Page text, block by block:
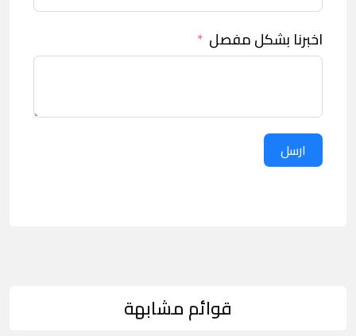
اخبرنا بشكل مفصل
ارسل
قوائم مشابهة